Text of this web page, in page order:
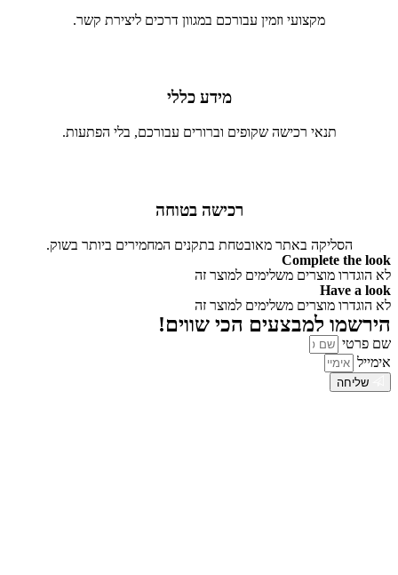
מקצועי וזמין עבורכם במגוון דרכים ליצירת קשר.
מידע כללי
תנאי רכישה שקופים וברורים עבורכם, בלי הפתעות.
רכישה בטוחה
הסליקה באתר מאובטחת בתקנים המחמירים ביותר בשוק.
Complete the look
לא הוגדרו מוצרים משלימים למוצר זה
Have a look
לא הוגדרו מוצרים משלימים למוצר זה
הירשמו למבצעים הכי שווים!
שם פרטי
אימייל
שליחה